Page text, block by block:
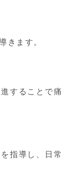
きます。
することで痛
指導し、日常